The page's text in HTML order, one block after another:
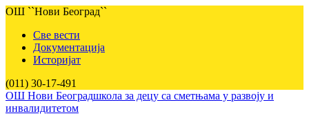
ОШ ``Нови Београд``
Све вести
Документација
Историјат
(011) 30-17-491
ОШ Нови Београдшкола за децу са сметњама у развоју и
инвалидитетом